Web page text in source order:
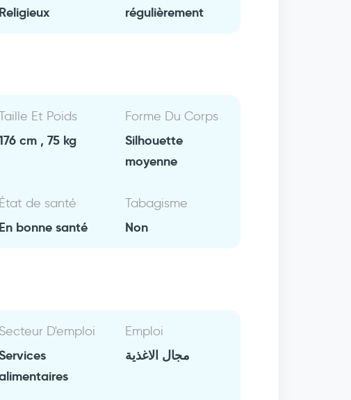
Religieux
régulièrement
Et Poids
cm , 75 kg
Forme Du Corps
Silhouette
moyenne
État de santé
En bonne santé
Tabagisme
Non
Secteur D'emploi Emploi
مجال الاغذية